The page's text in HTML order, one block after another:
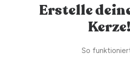
Erstelle
Kerze!
So